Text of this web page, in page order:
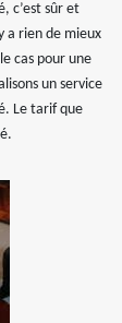
c’est sûr et
a rien de mieux
cas pour une
un service
Le tarif que